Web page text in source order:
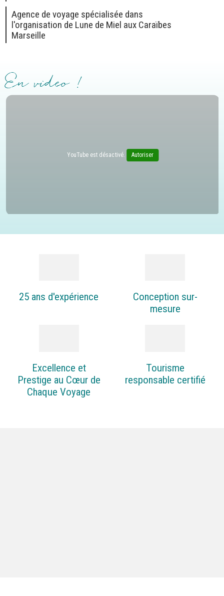
Agence de voyage spécialisée dans
l'organisation de Lune de Miel aux Caraïbes
Marseille
En video !
YouTube est désactivé. Autoriser
25 ans d'expérience
Conception sur-
mesure
Excellence et
Prestige au Cœur de
Chaque Voyage
Tourisme
responsable certifié